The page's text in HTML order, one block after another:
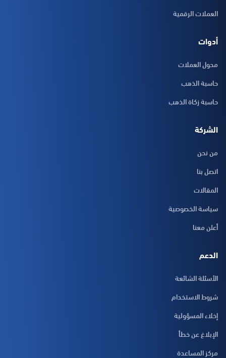
العملات الرقمية
أدوات
محول العملات
حاسبة الذهب
حاسبة زكاة الذهب
الشركة
من نحن
اتصل بنا
المقالات
سياسة الخصوصية
أعلن معنا
الدعم
الأسئلة الشائعة
شروط الاستخدام
إخلاء المسؤولية
الإبلاغ عن خطأ
مركز المساعدة